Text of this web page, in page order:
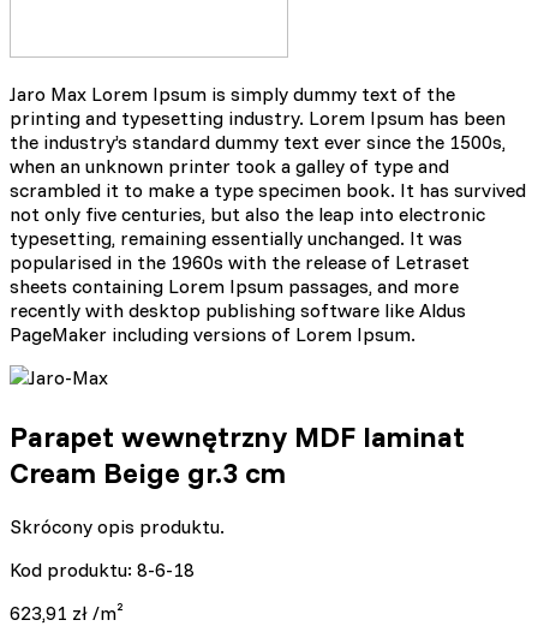
Jaro Max Lorem Ipsum is simply dummy text of the
printing and typesetting industry. Lorem Ipsum has been
the industry’s standard dummy text ever since the 1500s,
when an unknown printer took a galley of type and
scrambled it to make a type specimen book. It has survived
not only five centuries, but also the leap into electronic
typesetting, remaining essentially unchanged. It was
popularised in the 1960s with the release of Letraset
sheets containing Lorem Ipsum passages, and more
recently with desktop publishing software like Aldus
PageMaker including versions of Lorem Ipsum.
Parapet wewnętrzny MDF laminat
Cream Beige gr.3 cm
Skrócony opis produktu.
Kod produktu: 8-6-18
623,91 zł /m²